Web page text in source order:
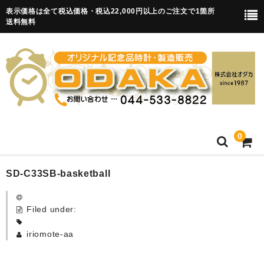
表示価格は全て税込価格・税込22,000円以上のご注文で1箇所
送料無料
0
HOME
卒園記念品
SD-C33SB-basketball
Filed under:
iriomote-aa